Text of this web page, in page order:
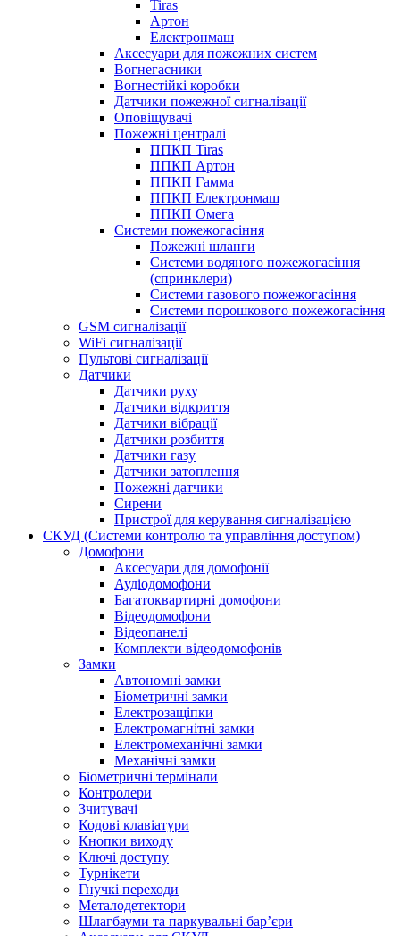
Tiras
Артон
Електронмаш
Аксесуари для пожежних систем
Вогнегасники
Вогнестійкі коробки
Датчики пожежної сигналізації
Оповіщувачі
Пожежні централі
ППКП Tiras
ППКП Артон
ППКП Гамма
ППКП Електронмаш
ППКП Омега
Системи пожежогасіння
Пожежні шланги
Системи водяного пожежогасіння
(спринклери)
Системи газового пожежогасіння
Системи порошкового пожежогасіння
GSM сигналізації
WiFi сигналізації
Пультові сигналізації
Датчики
Датчики руху
Датчики відкриття
Датчики вібрації
Датчики розбиття
Датчики газу
Датчики затоплення
Пожежні датчики
Сирени
Пристрої для керування сигналізацією
СКУД (Системи контролю та управління доступом)
Домофони
Аксесуари для домофонії
Аудіодомофони
Багатоквартирні домофони
Відеодомофони
Відеопанелі
Комплекти відеодомофонів
Замки
Автономні замки
Біометричні замки
Електрозащіпки
Електромагнітні замки
Електромеханічні замки
Механічні замки
Біометричні термінали
Контролери
Зчитувачі
Кодові клавіатури
Кнопки виходу
Ключі доступу
Турнікети
Гнучкі переходи
Металодетектори
Шлагбауми та паркувальні бар’єри